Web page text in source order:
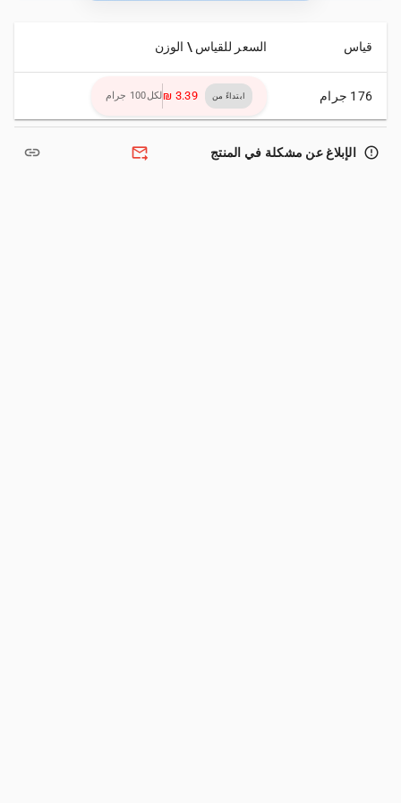
قياس السعر للقياس \ الوزن
176 جرام ابتداءً من ‏3.39 ₪ لكل100 جرام
error_outline الإبلاغ عن مشكلة في المنتج forward_to_inbox
link